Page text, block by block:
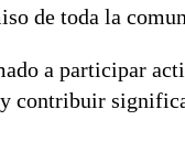
de toda la
a participar
y contribuir